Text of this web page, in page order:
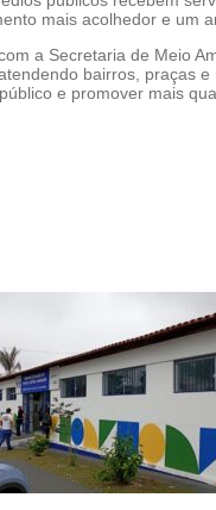
mais acolhedor e um
a Secretaria de Meio
bairros, praças
e promover mais